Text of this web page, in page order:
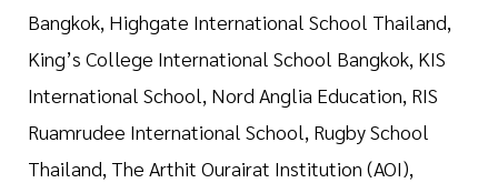
Bangkok, Highgate International School Thailand,
King’s College International School Bangkok, KIS
International School, Nord Anglia Education, RIS
Ruamrudee International School, Rugby School
Thailand, The Arthit Ourairat Institution (AOI),